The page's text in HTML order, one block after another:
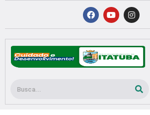
conteúdo
F
a
c
b
o
o
k
Y
o
u
u
b
e
I
n
s
a
g
r
a
Pesquisar